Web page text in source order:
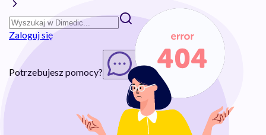
Zaloguj się
Potrzebujesz pomocy? Rozpocznij chat